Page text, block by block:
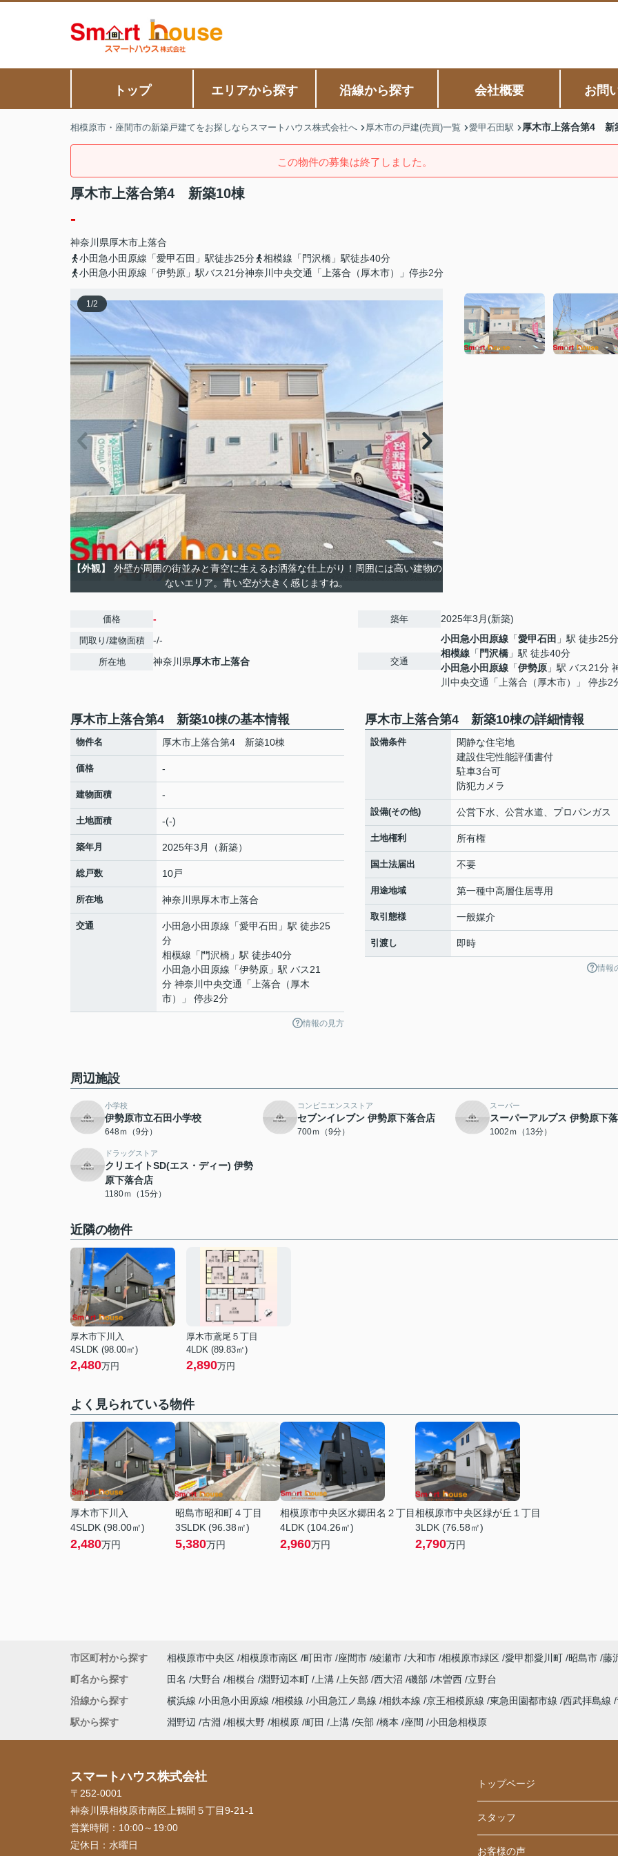
トップ エリアから探す 沿線から探す 会社概要 お問
相模原市・座間市の新築戸建てをお探しならスマートハウス株式会社へ 厚木市の戸建(売買)一覧 愛甲石田駅 厚木市上落合第4 新
この物件の募集は終了しました。
厚木市上落合第4 新築10棟
-
神奈川県厚木市 上落合
小田急小田原線「愛甲石田」駅徒歩25分
相模線「門沢橋」駅徒歩40分
小田急小田原線「伊勢原」駅バス21分神奈川中央交通「上落合（厚木市）」停歩2分
1/2
【外観】
外壁が周囲の街並みと青空に生えるお洒落な仕上がり！周囲には高い建物の
ないエリア。青い空が大きく感じますね。
価格 -
間取り/建物面積 -/-
所在地 神奈川県厚木市 上落合
築年 2025年3月(新築)
交通
小田急小田原線 「愛甲石田 」駅 徒歩25分
相模線 「 門沢橋 」駅 徒歩40分
小田急小田原線 「伊勢原 」駅 バス21分
川中央交通「上落合（厚木市）」 停歩2
厚木市上落合第4 新築10棟の基本情報
物件名 厚木市上落合第4 新築10棟
価格 -
建物面積 -
土地面積 -(-)
築年月 2025年3月（新築）
総戸数 10戸
所在地 神奈川県厚木市 上落合
交通 小田急小田原線 「愛甲石田 」駅 徒歩25
分
相模線 「 門沢橋 」駅 徒歩40分
小田急小田原線 「伊勢原 」駅 バス21
分 神奈川中央交通「上落合（厚木
市）」 停歩2分
情報の見方
厚木市上落合第4 新築10棟の詳細情報
設備条件
閑静な住宅地
建設住宅性能評価書付
駐車3台可
防犯カメラ
設備(その他) 公営下水、公営水道、プロパンガス
土地権利 所有権
国土法届出 不要
用途地域 第一種中高層住居専用
取引態様 一般媒介
引渡し 即時
情報
周辺施設
小学校
伊勢原市立石田小学校
648ｍ（9分）
コンビニエンスストア
セブンイレブン 伊勢原下落合店
700ｍ（9分）
スーパー
スーパーアルプス 伊勢原下
1002ｍ（13分）
ドラッグストア
クリエイトSD(エス・ディー) 伊勢
原下落合店
1180ｍ（15分）
近隣の物件
厚木市下川入
4SLDK (98.00㎡)
2,480万円
厚木市鳶尾５丁目
4LDK (89.83㎡)
2,890万円
よく見られている物件
厚木市下川入
4SLDK (98.00㎡)
2,480万円
昭島市昭和町４丁目
3SLDK (96.38㎡)
5,380万円
相模原市中央区水郷田名２丁目
4LDK (104.26㎡)
2,960万円
相模原市中央区緑が丘１丁目
3LDK (76.58㎡)
2,790万円
市区町村から探す 相模原市中央区 相模原市南区 町田市 座間市 綾瀬市 大和市 相模原市緑区 愛甲郡愛川町 昭島市 藤
町名から探す
田名 大野台 相模台 淵野辺本町 上溝 上矢部 西大沼 磯部 木曽西 立野台
沿線から探す
横浜線 小田急小田原線 相模線 小田急江ノ島線 相鉄本線 京王相模原線 東急田園都市線 西武拝島線
駅から探す
淵野辺 古淵 相模大野 相模原 町田 上溝 矢部 橋本 座間 小田急相模原
スマートハウス株式会社
〒252-0001
神奈川県相模原市南区上鶴間５丁目9-21-1
営業時間： 10:00～19:00
定休日： 水曜日
トップページ
スタッフ
お客様の声